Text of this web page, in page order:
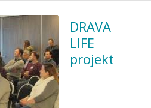
DRAVA
LIFE
projekt